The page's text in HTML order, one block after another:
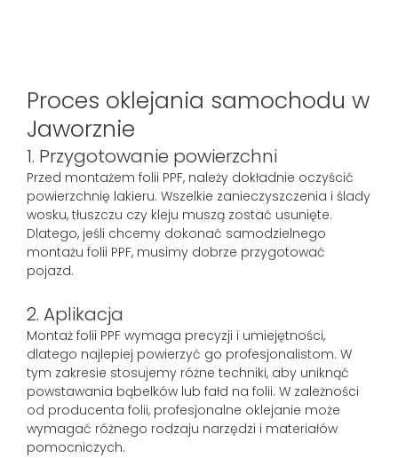
Proces oklejania samochodu w
Jaworznie
1. Przygotowanie powierzchni
Przed montażem folii PPF, należy dokładnie oczyścić
powierzchnię lakieru. Wszelkie zanieczyszczenia i ślady
wosku, tłuszczu czy kleju muszą zostać usunięte.
Dlatego, jeśli chcemy dokonać samodzielnego
montażu folii PPF, musimy dobrze przygotować
pojazd.
2. Aplikacja
Montaż folii PPF wymaga precyzji i umiejętności,
dlatego najlepiej powierzyć go profesjonalistom. W
tym zakresie stosujemy różne techniki, aby uniknąć
powstawania bąbelków lub fałd na folii. W zależności
od producenta folii, profesjonalne oklejanie może
wymagać różnego rodzaju narzędzi i materiałów
pomocniczych.